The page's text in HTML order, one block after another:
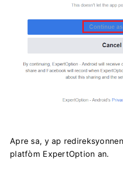
Apre sa, y ap
platfòm ExpertOption an.